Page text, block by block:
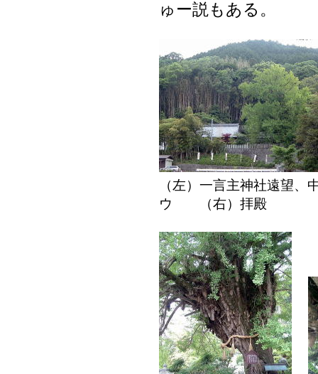
ゅー説もある。
（左）一言主神社遠望、
ウ （右）拝殿